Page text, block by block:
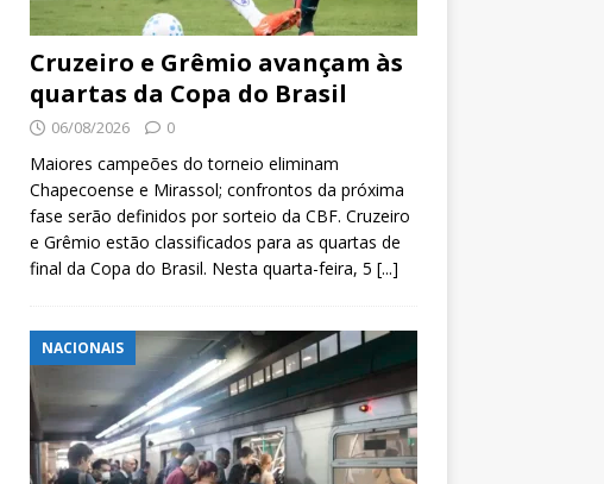
Cruzeiro e Grêmio avançam às
quartas da Copa do Brasil
06/08/2026 0
Maiores campeões do torneio eliminam
Chapecoense e Mirassol; confrontos da próxima
fase serão definidos por sorteio da CBF. Cruzeiro
e Grêmio estão classificados para as quartas de
final da Copa do Brasil. Nesta quarta-feira, 5 [...]
NACIONAIS